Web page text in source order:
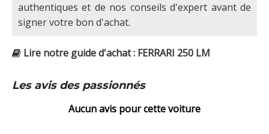
authentiques et de nos conseils d'expert avant de
signer votre bon d'achat.
Lire notre guide d'achat : FERRARI 250 LM
Les avis des passionnés
Aucun avis pour cette voiture